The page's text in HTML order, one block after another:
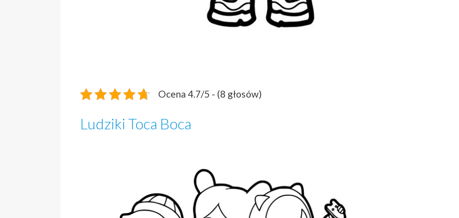
Ocena 4.7/5 - (8 głosów)
Ludziki Toca Boca